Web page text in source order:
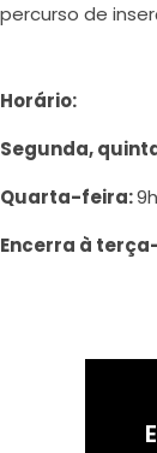
percurso de
Horário:
Segunda,
Quarta-feira:
Encerra à